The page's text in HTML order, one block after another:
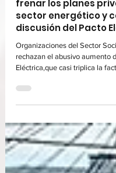
¡El gobierno debe
aumento de la tarifa
frenar los planes
sector energético y
discusión del Pacto
Organizaciones del Sector
rechazan el abusivo aumento